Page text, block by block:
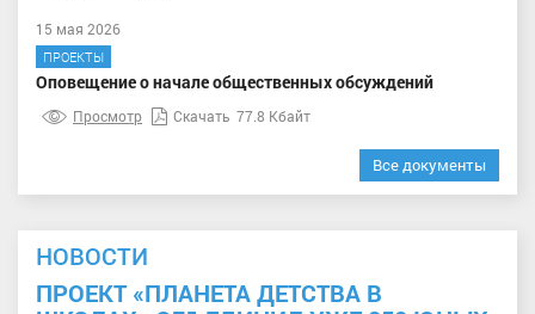
15 мая 2026
ПРОЕКТЫ
Оповещение о начале общественных обсуждений
Просмотр Скачать 77.8 Кбайт
Все документы
НОВОСТИ
ПРОЕКТ «ПЛАНЕТА ДЕТСТВА В